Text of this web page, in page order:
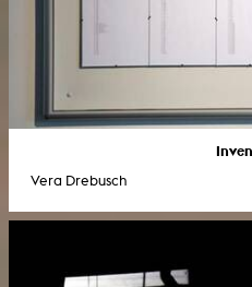
Vera Drebusch